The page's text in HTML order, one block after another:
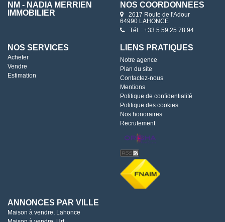
NM - NADIA MERRIEN
IMMOBILIER
NOS COORDONNÉES
2617 Route de l'Adour
64990 LAHONCE
Tél. : +33 5 59 25 78 94
NOS SERVICES
Acheter
Vendre
Estimation
LIENS PRATIQUES
Notre agence
Plan du site
Contactez-nous
Mentions
Politique de confidentialité
Politique des cookies
Nos honoraires
Recrutement
ANNONCES PAR VILLE
Maison à vendre, Lahonce